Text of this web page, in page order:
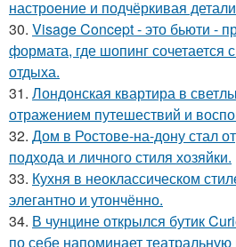
настроение и подчёркивая
30. Visage Concept - это бьюти -
формата, где шопинг сочетается
отдыха.
31. Лондонская квартира в
отражением путешествий и
32. Дом в Ростове-на-дону стал
подхода и личного стиля хозяйки.
33. Кухня в неоклассическом
элегантно и утончённо.
34. В чунцине открылся бутик
по себе напоминает театральную